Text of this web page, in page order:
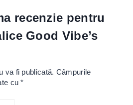
recenzie pentru
Good Vibe’s
va fi publicată. Câmpurile
cu*